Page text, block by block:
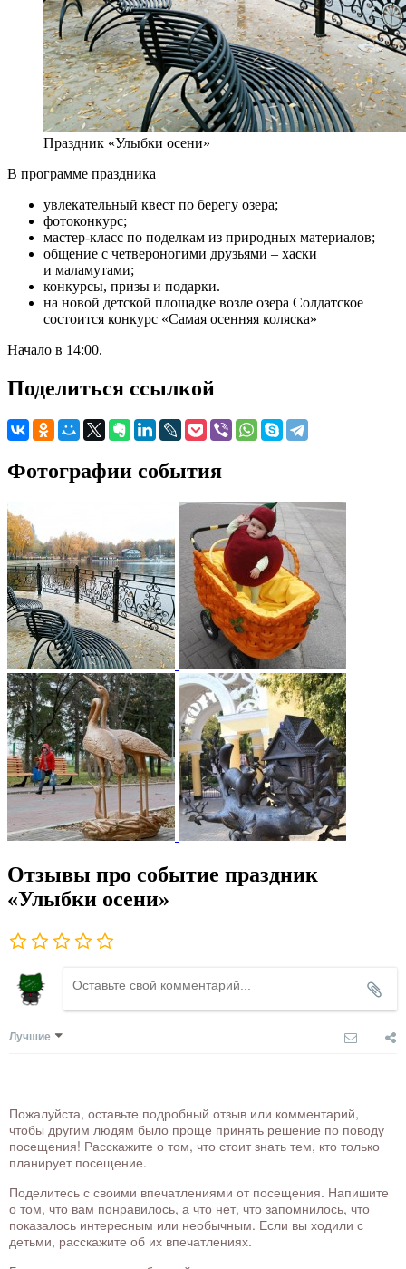
Праздник «Улыбки осени»
В программе праздника
увлекательный квест по берегу озера;
фотоконкурс;
мастер-класс по поделкам из природных материалов;
общение с четвероногими друзьями – хаски
и маламутами;
конкурсы, призы и подарки.
на новой детской площадке возле озера Солдатское
состоится конкурс «Самая осенняя коляска»
Начало в 14:00.
Поделиться ссылкой
Фотографии события
Отзывы про событие праздник
«Улыбки осени»
Лучшие
Пожалуйста, оставьте подробный отзыв или комментарий,
чтобы другим людям было проще принять решение по поводу
посещения! Расскажите о том, что стоит знать тем, кто только
планирует посещение.
Поделитесь с своими впечатлениями от посещения. Напишите
о том, что вам понравилось, а что нет, что запомнилось, что
показалось интересным или необычным. Если вы ходили с
детьми, расскажите об их впечатлениях.